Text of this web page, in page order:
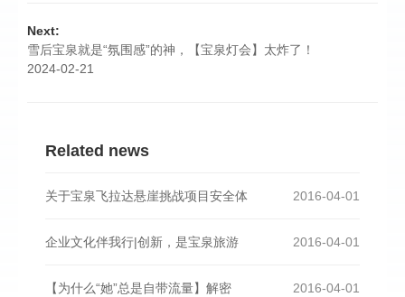
Next:
雪后宝泉就是“氛围感”的神，【宝泉灯会】太炸了！
2024-02-21
Related news
2016-04-01
关于宝泉飞拉达悬崖挑战项目安全体
2016-04-01
企业文化伴我行|创新，是宝泉旅游
2016-04-01
【为什么“她”总是自带流量】解密